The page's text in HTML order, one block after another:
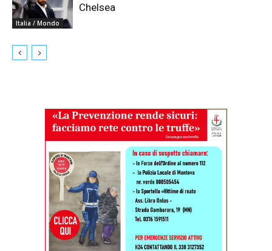
Italia / Mondo
Chelsea